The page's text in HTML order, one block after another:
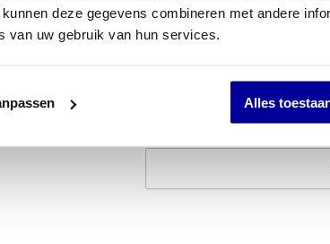
deze gegevens combineren met andere
van uw gebruik van hun services.
Alles